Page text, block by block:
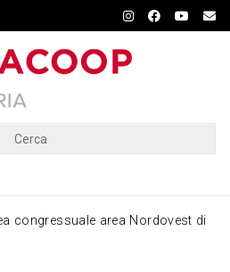
Cerca
congressuale area Nordovest di